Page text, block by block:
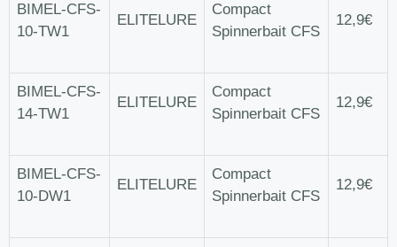
BIMEL-CFS-
10-TW1
ELITELURE
Compact
Spinnerbait CFS
12,9€
BIMEL-CFS-
14-TW1
ELITELURE
Compact
Spinnerbait CFS
12,9€
BIMEL-CFS-
10-DW1
ELITELURE
Compact
Spinnerbait CFS
12,9€